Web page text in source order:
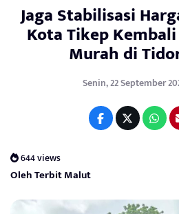
Jaga Stabilisasi
Kota Tikep
Murah di
Senin, 22 September
644 views
Oleh Terbit Malut